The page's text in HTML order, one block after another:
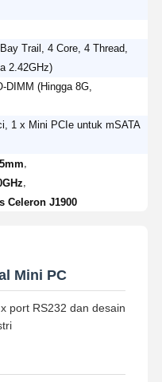
Trail, 4 Core, 4 Thread,
2.42GHz)
DIMM (Hingga 8G,
1 x Mini PCIe untuk mSATA
Celeron J1900
Mini PC
port RS232 dan desain